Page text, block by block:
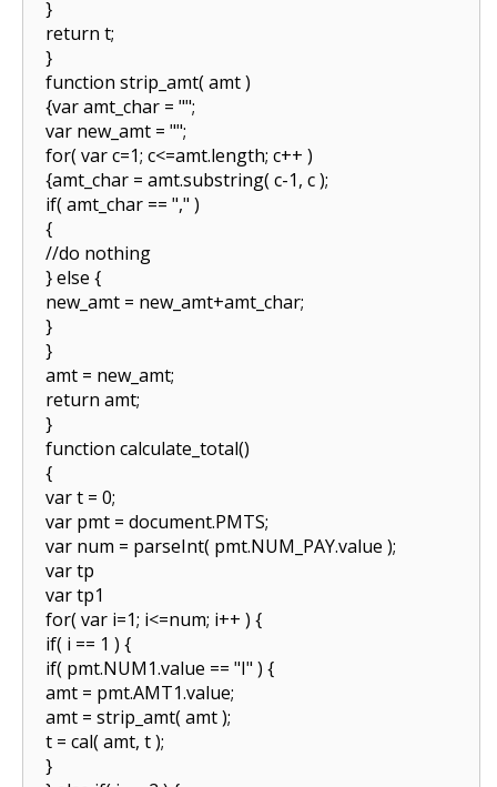
}
return t;
}
function strip_amt( amt )
{var amt_char = "";
var new_amt = "";
for( var c=1; c<=amt.length; c++ )
{amt_char = amt.substring( c-1, c );
if( amt_char == "," )
{
//do nothing
} else {
new_amt = new_amt+amt_char;
}
}
amt = new_amt;
return amt;
}
function calculate_total()
{
var t = 0;
var pmt = document.PMTS;
var num = parseInt( pmt.NUM_PAY.value );
var tp
var tp1
for( var i=1; i<=num; i++ ) {
if( i == 1 ) {
if( pmt.NUM1.value == "I" ) {
amt = pmt.AMT1.value;
amt = strip_amt( amt );
t = cal( amt, t );
}